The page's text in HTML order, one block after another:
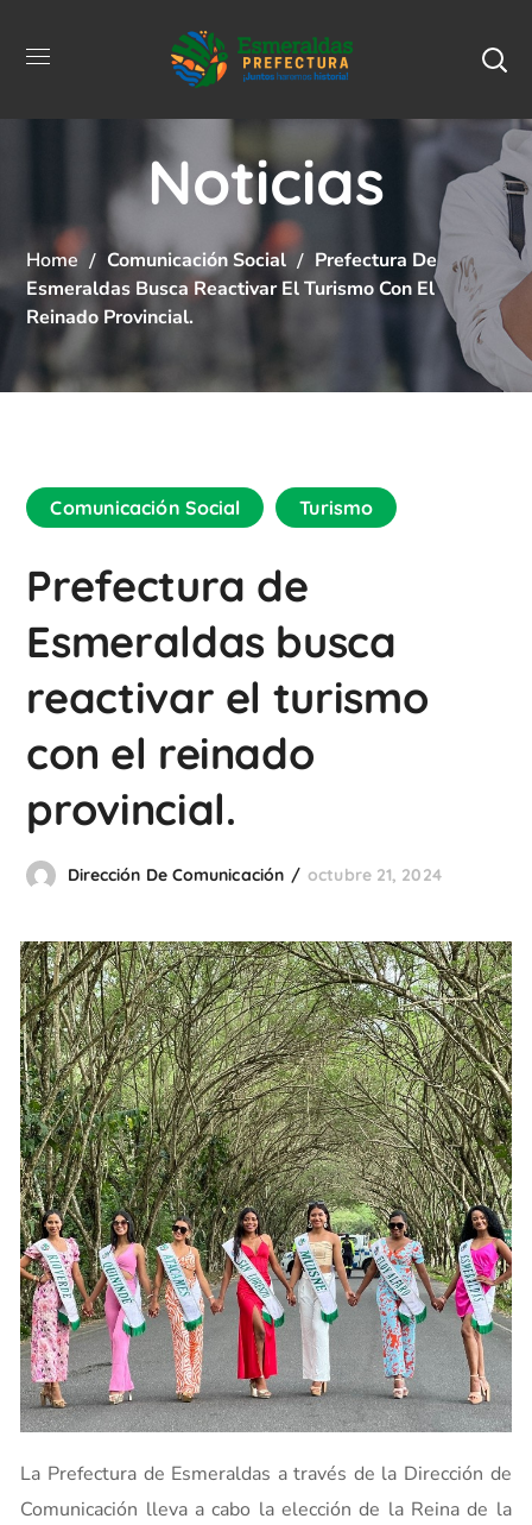
Noticias
Home Comunicación Social
Prefectura De
Esmeraldas Busca Reactivar El Turismo Con El
Reinado Provincial.
Comunicación Social Turismo
Prefectura de
Esmeraldas busca
reactivar el turismo
con el reinado
provincial.
Dirección De Comunicación octubre 21, 2024
La Prefectura de Esmeraldas a través de la Dirección de
Comunicación lleva a cabo la elección de la Reina de la